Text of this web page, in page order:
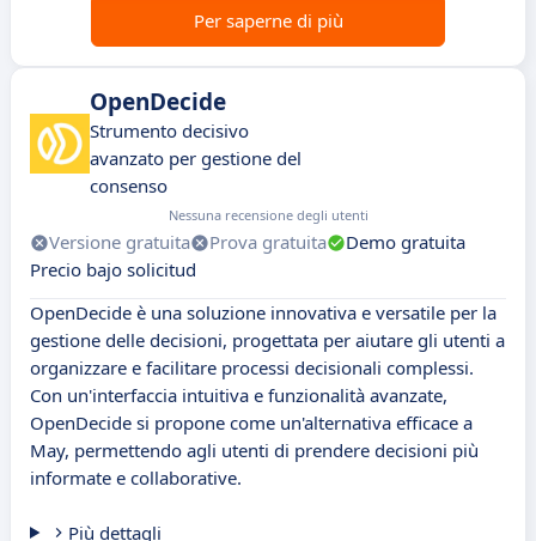
Per saperne di più
OpenDecide
Strumento decisivo
avanzato per gestione del
consenso
Nessuna recensione degli utenti
Versione gratuita Prova gratuita
Demo gratuita
Precio bajo solicitud
OpenDecide è una soluzione innovativa e versatile per la
gestione delle decisioni, progettata per aiutare gli utenti a
organizzare e facilitare processi decisionali complessi.
Con un'interfaccia intuitiva e funzionalità avanzate,
OpenDecide si propone come un'alternativa efficace a
May, permettendo agli utenti di prendere decisioni più
informate e collaborative.
Più dettagli